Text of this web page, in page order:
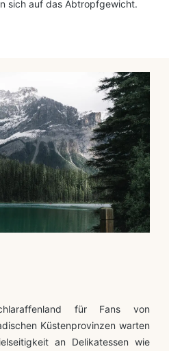
sich auf das Abtropfgewicht.
für Fans von
Küstenprovinzen warten
an Delikatessen wie